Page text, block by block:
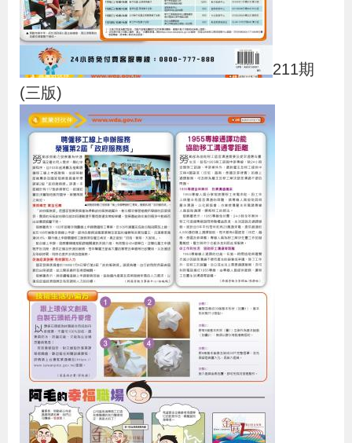
211期
(三版)